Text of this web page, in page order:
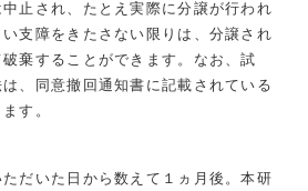
止され、たとえ実際に分譲が行われ
支障をきたさない限りは、分譲され
棄することができます。なお、試
、同意撤回通知書に記載されている
す。
だいた日から数えて１ヵ月後。本研